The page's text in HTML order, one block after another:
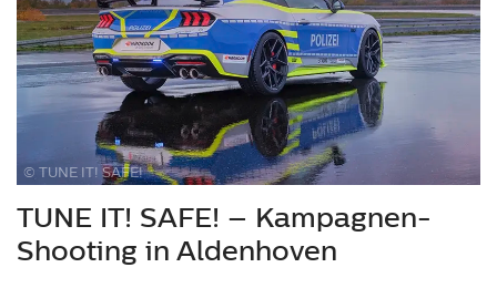
© TUNE IT! SAFE!
TUNE IT! SAFE! – Kampagnen-
Shooting in Aldenhoven